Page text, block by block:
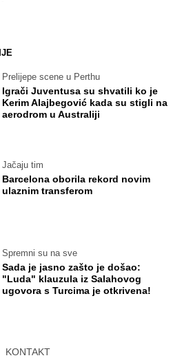
Prelijepe scene u Perthu
Igrači Juventusa su shvatili ko je
Kerim Alajbegović kada su stigli na
aerodrom u Australiji
Jačaju tim
Barcelona oborila rekord novim
ulaznim transferom
Spremni su na sve
Sada je jasno zašto je došao:
"Luda" klauzula iz Salahovog
ugovora s Turcima je otkrivena!
KONTAKT